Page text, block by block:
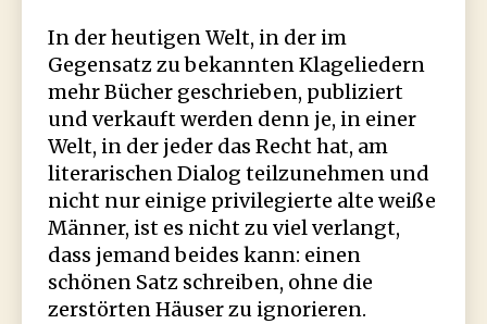
In der heutigen Welt, in der im
Gegensatz zu bekannten Klageliedern
mehr Bücher geschrieben, publiziert
und verkauft werden denn je, in einer
Welt, in der jeder das Recht hat, am
literarischen Dialog teilzunehmen und
nicht nur einige privilegierte alte weiße
Männer, ist es nicht zu viel verlangt,
dass jemand beides kann: einen
schönen Satz schreiben, ohne die
zerstörten Häuser zu ignorieren.